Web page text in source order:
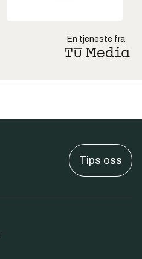
En tjeneste fra
Tips oss